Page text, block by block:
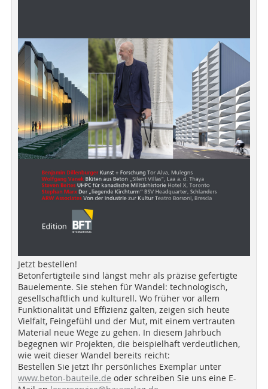
Jetzt bestellen!
Betonfertigteile sind längst mehr als präzise gefertigte
Bauelemente. Sie stehen für Wandel: technologisch,
gesellschaftlich und kulturell. Wo früher vor allem
Funktionalität und Effizienz galten, zeigen sich heute
Vielfalt, Feingefühl und der Mut, mit einem vertrauten
Material neue Wege zu gehen. In diesem Jahrbuch
begegnen wir Projekten, die beispielhaft verdeutlichen,
wie weit dieser Wandel bereits reicht:
Bestellen Sie jetzt Ihr persönliches Exemplar unter
www.beton-bauteile.de oder schreiben Sie uns eine E-